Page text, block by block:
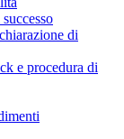
di
e procedura di